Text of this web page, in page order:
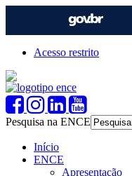
Acesso restrito
Pesquisa na ENCE
Início
ENCE
Apresentação